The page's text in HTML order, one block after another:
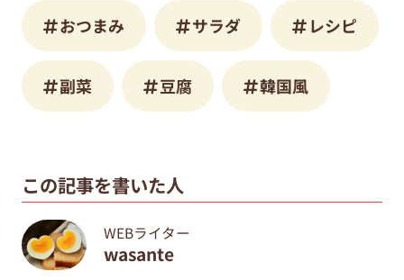
おつまみ サラダ レシピ
副菜 豆腐 韓国風
この記事を書いた人
WEBライター
wasante